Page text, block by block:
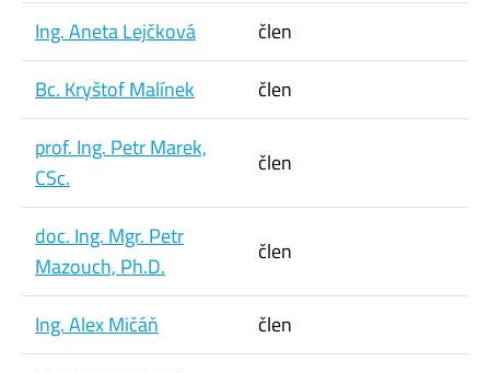
Ing. Aneta Lejčková
člen
Bc. Kryštof Malínek
člen
prof. Ing. Petr Marek,
CSc.
člen
doc. Ing. Mgr. Petr
Mazouch, Ph.D.
člen
Ing. Alex Mičáň
člen